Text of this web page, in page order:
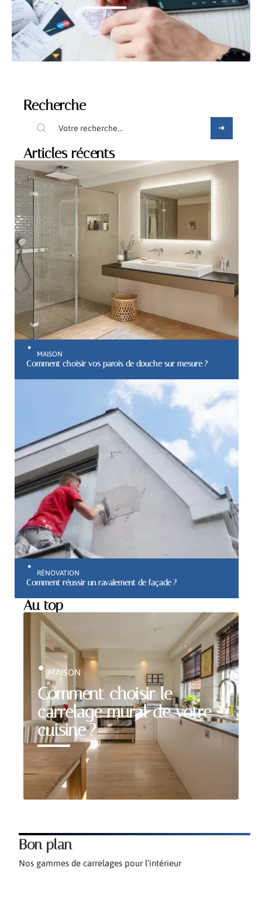
Recherche
Articles récents
MAISON
Comment choisir vos parois de douche sur mesure ?
RÉNOVATION
Comment réussir un ravalement de façade ?
Au top
Comment choisir le
carrelage mural de votre
cuisine ?
MAISON
Bon plan
Nos gammes de carrelages pour l’intérieur